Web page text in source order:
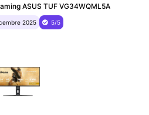
ASUS TUF VG34WQML5A
2025 5/5